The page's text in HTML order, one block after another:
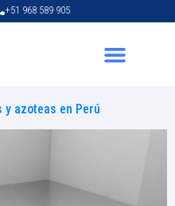
+51 968 589 905
azoteas en Perú